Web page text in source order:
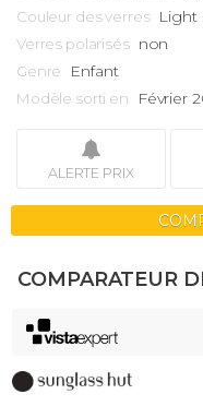
Couleur des verres Light
Verres polarisés non
Genre Enfant
Modèle sorti en Février
ALERTE PRIX
COMPARATEUR